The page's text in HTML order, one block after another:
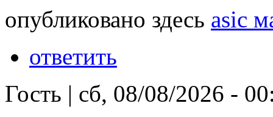
опубликовано здесь asic
ответить
Гость | сб, 08/08/2026 -